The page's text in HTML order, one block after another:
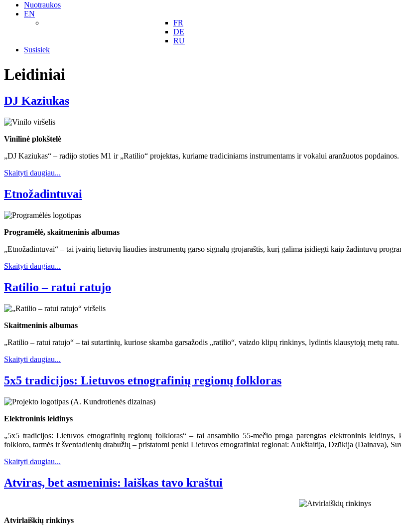
Nuotraukos
EN
FR
DE
RU
Susisiek
Leidiniai
DJ Kaziukas
Vinilinė plokštelė
„DJ Kaziukas“ – radijo stoties M1 ir „Ratilio“ projektas, kuriame tradiciniams instrumentams ir vokalui aranžuotos popdainos.
Skaityti daugiau...
Etnožadintuvai
Programėlė, skaitmeninis albumas
„Etnožadintuvai“ – tai įvairių lietuvių liaudies instrumentų garso signalų grojaraštis, kurį galima įsidiegti kaip žadintuvų
Skaityti daugiau...
Ratilio – ratui ratujo
Skaitmeninis albumas
„Ratilio – ratui ratujo“ – tai sutartinių, kuriose skamba garsažodis „ratilio“, vaizdo klipų rinkinys, lydintis klausytoją metų ratu.
Skaityti daugiau...
5x5 tradicijos: Lietuvos etnografinių regionų folkloras
Elektroninis leidinys
„5x5 tradicijos: Lietuvos etnografinių regionų folkloras“ – tai ansamblio 55-mečio proga parengtas elektroninis
folkloro, tarmės ir šventadienių drabužių – pristatomi penki Lietuvos etnografiniai regionai: Aukštaitija, Dzūkija (Dainava),
Skaityti daugiau...
Atviras, bet asmeninis: laiškas tavo kraštui
Atvirlaiškių rinkinys